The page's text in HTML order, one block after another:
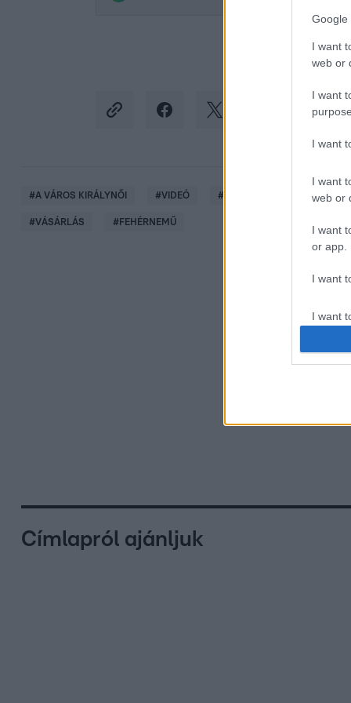
Google
I want
web or
I want
I want
I want
web or
I want
or app.
I want
I want
#A VÁROS KIRÁLYNŐI #VIDEÓ # #
#VÁSÁRLÁS #FEHÉRNEMŰ
Címlapról ajánljuk